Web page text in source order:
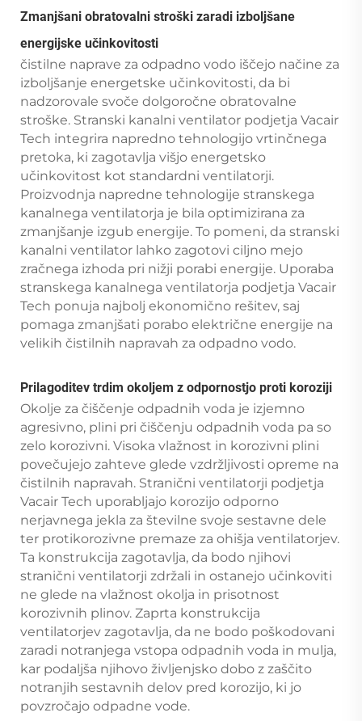
Zmanjšani obratovalni stroški zaradi izboljšane
energijske učinkovitosti
čistilne naprave za odpadno vodo iščejo načine za
izboljšanje energetske učinkovitosti, da bi
nadzorovale svoče dolgoročne obratovalne
stroške. Stranski kanalni ventilator podjetja Vacair
Tech integrira napredno tehnologijo vrtinčnega
pretoka, ki zagotavlja višjo energetsko
učinkovitost kot standardni ventilatorji.
Proizvodnja napredne tehnologije stranskega
kanalnega ventilatorja je bila optimizirana za
zmanjšanje izgub energije. To pomeni, da stranski
kanalni ventilator lahko zagotovi ciljno mejo
zračnega izhoda pri nižji porabi energije. Uporaba
stranskega kanalnega ventilatorja podjetja Vacair
Tech ponuja najbolj ekonomično rešitev, saj
pomaga zmanjšati porabo električne energije na
velikih čistilnih napravah za odpadno vodo.
Prilagoditev trdim okoljem z odpornostjo proti koroziji
Okolje za čiščenje odpadnih voda je izjemno
agresivno, plini pri čiščenju odpadnih voda pa so
zelo korozivni. Visoka vlažnost in korozivni plini
povečujejo zahteve glede vzdržljivosti opreme na
čistilnih napravah. Stranični ventilatorji podjetja
Vacair Tech uporabljajo korozijo odporno
nerjavnega jekla za številne svoje sestavne dele
ter protikorozivne premaze za ohišja ventilatorjev.
Ta konstrukcija zagotavlja, da bodo njihovi
stranični ventilatorji zdržali in ostanejo učinkoviti
ne glede na vlažnost okolja in prisotnost
korozivnih plinov. Zaprta konstrukcija
ventilatorjev zagotavlja, da ne bodo poškodovani
zaradi notranjega vstopa odpadnih voda in mulja,
kar podaljša njihovo življenjsko dobo z zaščito
notranjih sestavnih delov pred korozijo, ki jo
povzročajo odpadne vode.